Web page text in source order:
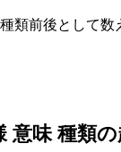
類前後として数
意味 種類